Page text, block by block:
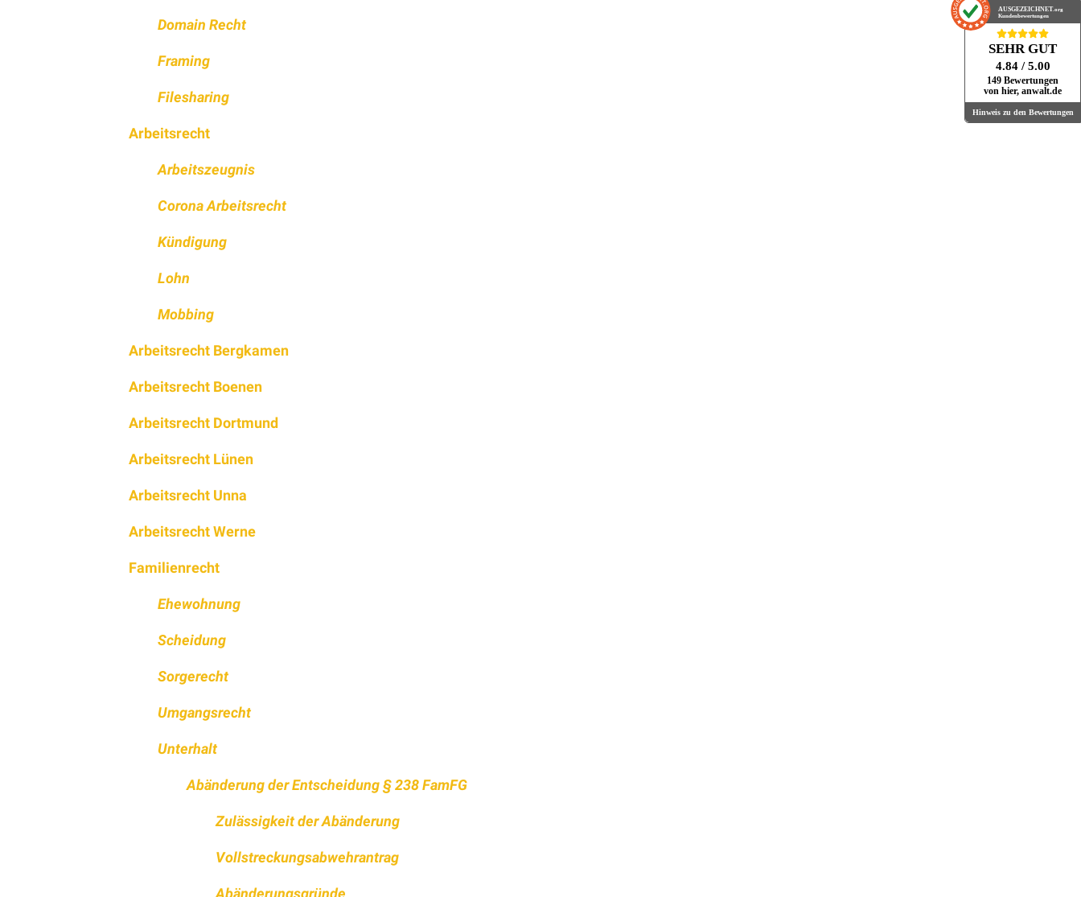
Domain Recht
Framing
Filesharing
Arbeitsrecht
Arbeitszeugnis
Corona Arbeitsrecht
Kündigung
Lohn
Mobbing
Arbeitsrecht Bergkamen
Arbeitsrecht Boenen
Arbeitsrecht Dortmund
Arbeitsrecht Lünen
Arbeitsrecht Unna
Arbeitsrecht Werne
Familienrecht
Ehewohnung
Scheidung
Sorgerecht
Umgangsrecht
Unterhalt
Abänderung der Entscheidung § 238 FamFG
Zulässigkeit der Abänderung
Vollstreckungsabwehrantrag
Abänderungsgründe
AUSGEZEICHNET .org
Kundenbewertungen
SEHR GUT
4.84 / 5.00
149 Bewertungen
von hier, anwalt.de
Hinweis zu den Bewertungen